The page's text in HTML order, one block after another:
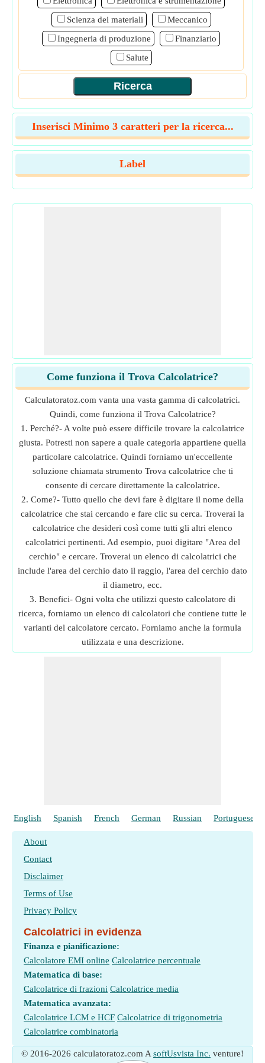
Scienza dei materiali
Meccanico
Ingegneria di produzione
Finanziario
Salute
Inserisci Minimo 3 caratteri per la ricerca...
Label
Come funziona il Trova Calcolatrice?
Calculatoratoz.com vanta una vasta gamma di calcolatrici.
Quindi, come funziona il Trova Calcolatrice?
1. Perché?- A volte può essere difficile trovare la calcolatrice
giusta. Potresti non sapere a quale categoria appartiene quella
particolare calcolatrice. Quindi forniamo un'eccellente
soluzione chiamata strumento Trova calcolatrice che ti
consente di cercare direttamente la calcolatrice.
2. Come?- Tutto quello che devi fare è digitare il nome della
calcolatrice che stai cercando e fare clic su cerca. Troverai la
calcolatrice che desideri così come tutti gli altri elenco
calcolatrici pertinenti. Ad esempio, puoi digitare "Area del
cerchio" e cercare. Troverai un elenco di calcolatrici che
include l'area del cerchio dato il raggio, l'area del cerchio dato
il diametro, ecc.
3. Benefici- Ogni volta che utilizzi questo calcolatore di
ricerca, forniamo un elenco di calcolatori che contiene tutte le
varianti del calcolatore cercato. Forniamo anche la formula
utilizzata e una descrizione.
English Spanish French German Russian Portuguese
About
Contact
Disclaimer
Terms of Use
Privacy Policy
Calcolatrici in evidenza
Finanza e pianificazione:
Calcolatore EMI online Calcolatrice percentuale
Matematica di base:
Calcolatrice di frazioni Calcolatrice media
Matematica avanzata:
Calcolatrice LCM e HCF Calcolatrice di trigonometria
Calcolatrice combinatoria
© 2016-2026 calculatoratoz.com A softUsvista Inc. venture!